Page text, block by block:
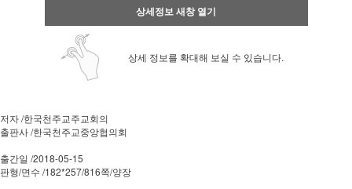
상세정보 새창 열기
상세 정보를 확대해 보실 수 있습니다.
저자 /한국천주교주교회의
출판사 /한국천주교중앙협의회
출간일 /2018-05-15
판형/면수 /182*257/816쪽/양장